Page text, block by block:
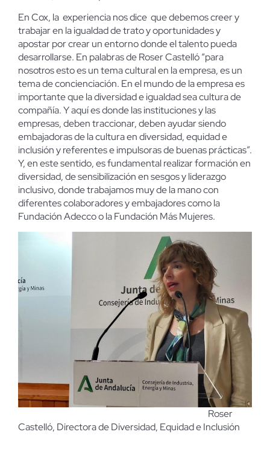
En Cox, la experiencia nos dice que debemos creer y
trabajar en la igualdad de trato y oportunidades y
apostar por crear un entorno donde el talento pueda
desarrollarse. En palabras de Roser Castelló “para
nosotros esto es un tema cultural en la empresa, es un
tema de concienciación. En el mundo de la empresa es
importante que la diversidad e igualdad sea cultura de
compañía. Y aquí es donde las instituciones y las
empresas, deben traccionar, deben ayudar siendo
embajadoras de la cultura en diversidad, equidad e
inclusión y referentes e impulsoras de buenas prácticas”.
Y, en este sentido, es fundamental realizar formación en
diversidad, de sensibilización en sesgos y liderazgo
inclusivo, donde trabajamos muy de la mano con
diferentes colaboradores y embajadores como la
Fundación Adecco o la Fundación Más Mujeres.
Roser
Castelló, Directora de Diversidad, Equidad e Inclusión